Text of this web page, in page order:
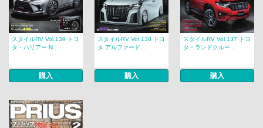
スタイルRV Vol.139 トヨ
タ・ハリアー N...
購入
スタイルRV Vol.138 トヨ
タ アルファード...
購入
スタイルRV Vol.137 トヨ
タ・ランドクルー...
購入